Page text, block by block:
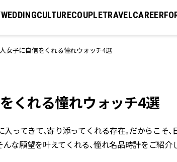
WEDDINGCULTURECOUPLETRAVELCAREER
女子に自信をくれる憧れウォッチ4選
くれる憧れウォッチ4選
ってきて、寄り添ってくれる存在。だからこそ
な願望を叶えてくれる、憧れ名品時計をご紹介